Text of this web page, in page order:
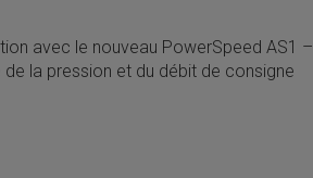
avec le nouveau PowerSpeed AS1 –
la pression et du débit de consigne